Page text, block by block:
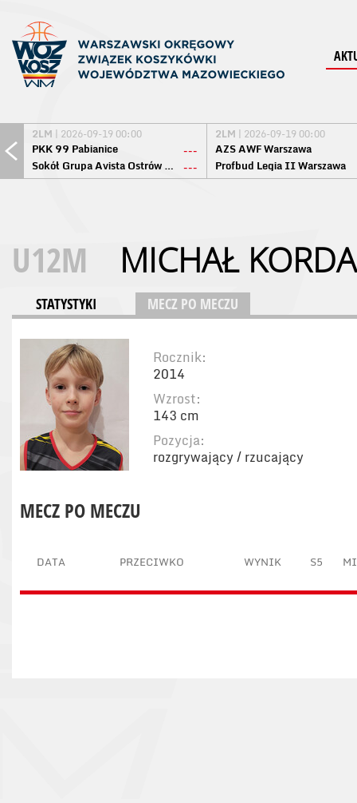
2LM | 2026-09-19 00:00
PKK 99 Pabianice
---
Sokół Grupa Avista Ostrów Maz. ---
2LM | 2026-09-19 00:00
AZS AWF Warszawa
Profbud Legia II Warszawa
U12M MICHAŁ
STATYSTYKI MECZ PO MECZU
Rocznik:
2014
Wzrost:
143 cm
Pozycja:
rozgrywający / rzucający
MECZ PO MECZU
DATA PRZECIWKO WYNIK S5